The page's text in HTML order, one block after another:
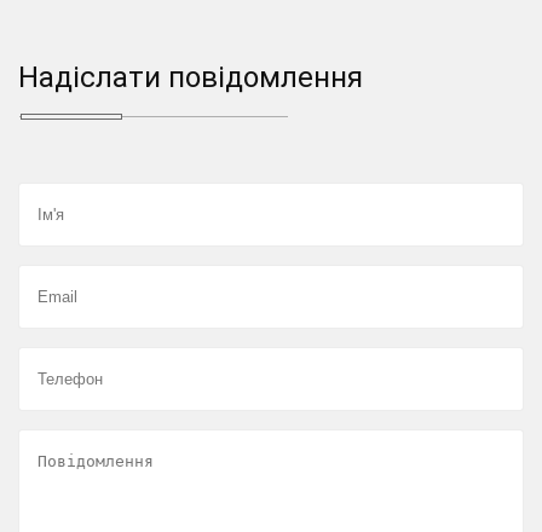
Надіслати повідомлення